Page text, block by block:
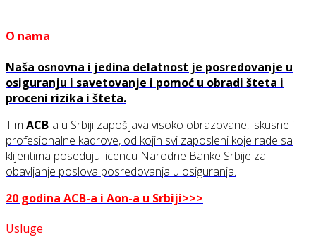
O nama
Naša osnovna i jedina delatnost je posredovanje u
osiguranju i savetovanje i pomoć u obradi šteta i
proceni rizika i šteta.
Tim ACB-a u Srbiji zapošljava visoko obrazovane, iskusne i
profesionalne kadrove, od kojih svi zaposleni koje rade sa
klijentima poseduju licencu Narodne Banke Srbije za
obavljanje poslova posredovanja u osiguranja.
20 godina ACB-a i Aon-a u Srbiji>>>
Usluge